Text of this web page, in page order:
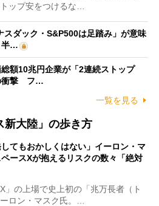
ップ安をつけるな…
スダック・S&P500は足踏み」が意味
半…
総額10兆円企業が「2連続ストップ
衝撃 フ…
一覧を見る
新大陸」の歩き方
してもおかしくはない」イーロン・マ
ースXが抱えるリスクの数々「絶対
の上場で史上初の「兆万長者（ト
ロン・マスク氏。…